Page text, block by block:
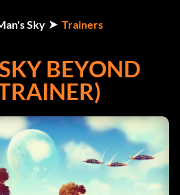
Sky Trainers
BEYOND